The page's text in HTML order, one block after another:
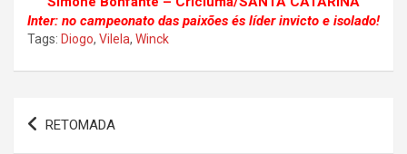
Inter: no campeonato das paixões és líder invicto e isolado!
Tags: Diogo, Vilela, Winck
Navegação
RETOMADA